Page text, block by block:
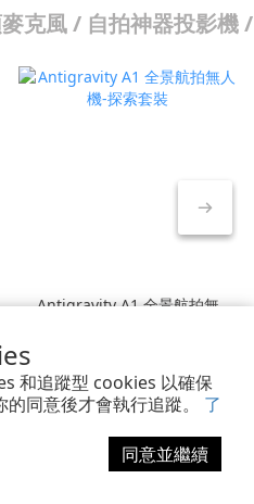
和追蹤型 cookies 以確保
同意後才會執行追蹤。 了
同意並繼續
麥克風 / 自拍神器投影機
Antigravity A1 全景航拍無
NT$49,900 8折